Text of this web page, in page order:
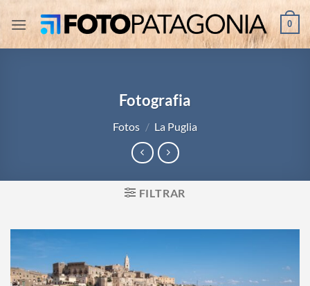
contenido
0
Fotografia
Fotos / La Puglia
FILTRAR